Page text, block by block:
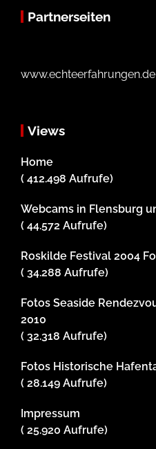
Partnerseiten
www.echteerfahrungen.de
Views
Home
( 412.498 Aufrufe)
Webcams in Flensburg
( 44.572 Aufrufe)
Roskilde Festival 2004
( 34.288 Aufrufe)
Fotos Seaside
2010
( 32.318 Aufrufe)
Fotos Historische
( 28.149 Aufrufe)
Impressum
( 25.920 Aufrufe)